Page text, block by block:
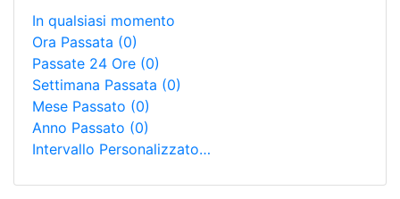
In qualsiasi momento
Ora Passata (0)
Passate 24 Ore (0)
Settimana Passata (0)
Mese Passato (0)
Anno Passato (0)
Intervallo Personalizzato…